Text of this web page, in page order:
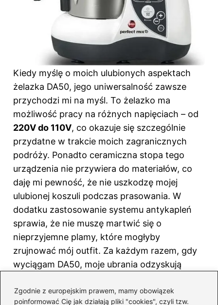
Zgodnie z europejskim prawem, mamy obowiązek
poinformować Cię jak działają pliki "cookies", czyli tzw.
Kiedy myślę o moich ulubionych aspektach
żelazka DA50, jego uniwersalność zawsze
przychodzi mi na myśl. To żelazko ma
możliwość pracy na różnych napięciach – od
220V do 110V, co okazuje się szczególnie
przydatne w trakcie moich zagranicznych
podróży. Ponadto ceramiczna stopa tego
urządzenia nie przywiera do materiałów, co
daję mi pewność, że nie uszkodzę mojej
ulubionej koszuli podczas prasowania. W
dodatku zastosowanie systemu antykapleń
sprawia, że nie muszę martwić się o
nieprzyjemne plamy, które mogłyby
zrujnować mój outfit. Za każdym razem, gdy
wyciągam DA50, moje ubrania odzyskują
narodzony. Wyraźnie polecam to żelazko